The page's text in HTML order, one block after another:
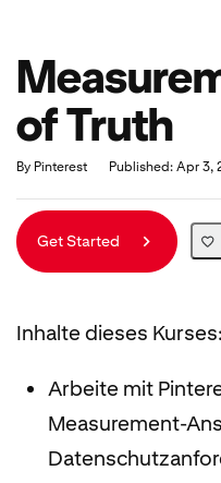
of Truth
By Pinterest Published: Apr 3,
Duration
Average rating: 4.0
1 review
Get Started
Inhalte dieses Kurses:
Arbeite mit
Measurement-